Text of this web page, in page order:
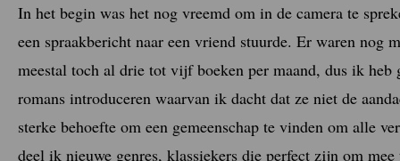
In het begin was het nog vreemd om in de camera te
een spraakbericht naar een vriend stuurde. Er waren nog
meestal toch al drie tot vijf boeken per maand, dus ik
romans introduceren waarvan ik dacht dat ze niet de
sterke behoefte om een gemeenschap te vinden om alle
deel ik nieuwe genres, klassiekers die perfect zijn om mee